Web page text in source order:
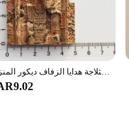
إيران السفر مغناطيس الثلاجة بيرسبوليس معبد الأعمدة الهدايا التذكارية السياحية ملصقات الثلاجة هدايا الزفاف ديكور المنزل